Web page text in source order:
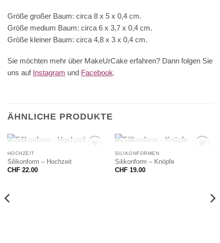
Größe großer Baum: circa 8 x 5 x 0,4 cm.
Größe medium Baum: circa 6 x 3,7 x 0,4 cm.
Größe kleiner Baum: circa 4,8 x 3 x 0,4 cm.
Sie möchten mehr über MakeUrCake erfahren? Dann folgen Sie
uns auf Instagram und Facebook.
ÄHNLICHE PRODUKTE
NICHT VORRÄTIG
HOCHZEIT
Silikonform – Hochzeit
CHF22.00
NICHT VORRÄTIG
SILIKONFORMEN
Silikonform – Knöpfe
CHF19.00